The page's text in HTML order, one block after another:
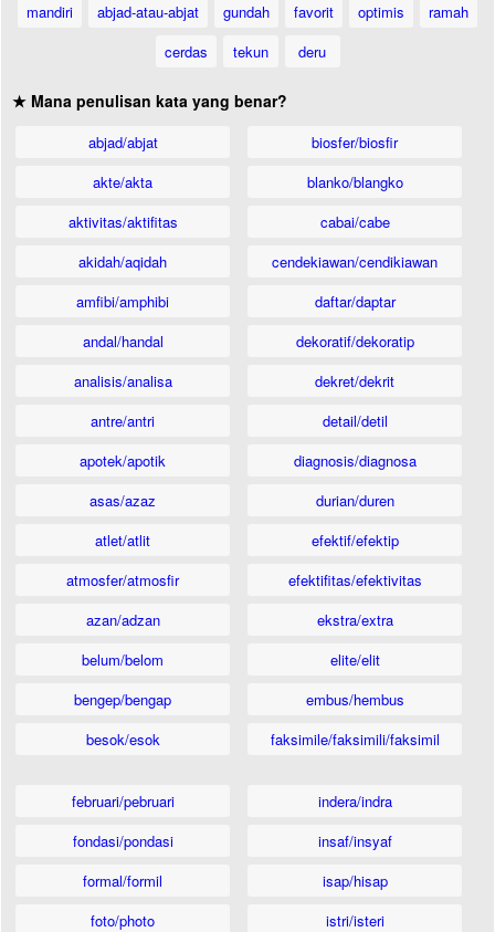
mandiri
abjad-atau-abjat gundah favorit optimis
ramah
cerdas
tekun deru
★ Mana penulisan kata yang benar?
abjad/abjat
akte/akta
aktivitas/aktifitas
akidah/aqidah
amfibi/amphibi
andal/handal
analisis/analisa
antre/antri
apotek/apotik
asas/azaz
atlet/atlit
atmosfer/atmosfir
azan/adzan
belum/belom
bengep/bengap
besok/esok
biosfer/biosfir
blanko/blangko
cabai/cabe
cendekiawan/cendikiawan
daftar/daptar
dekoratif/dekoratip
dekret/dekrit
detail/detil
diagnosis/diagnosa
durian/duren
efektif/efektip
efektifitas/efektivitas
ekstra/extra
elite/elit
embus/hembus
faksimile/faksimili/faksimil
februari/pebruari
fondasi/pondasi
formal/formil
foto/photo
indera/indra
insaf/insyaf
isap/hisap
istri/isteri